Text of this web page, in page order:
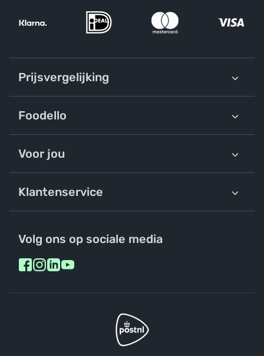
Prijsvergelijking
Foodello
Voor jou
Klantenservice
Volg ons op sociale media